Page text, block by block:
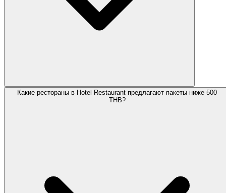
Какие рестораны в Hotel Restaurant предлагают пакеты ниже 500
THB?